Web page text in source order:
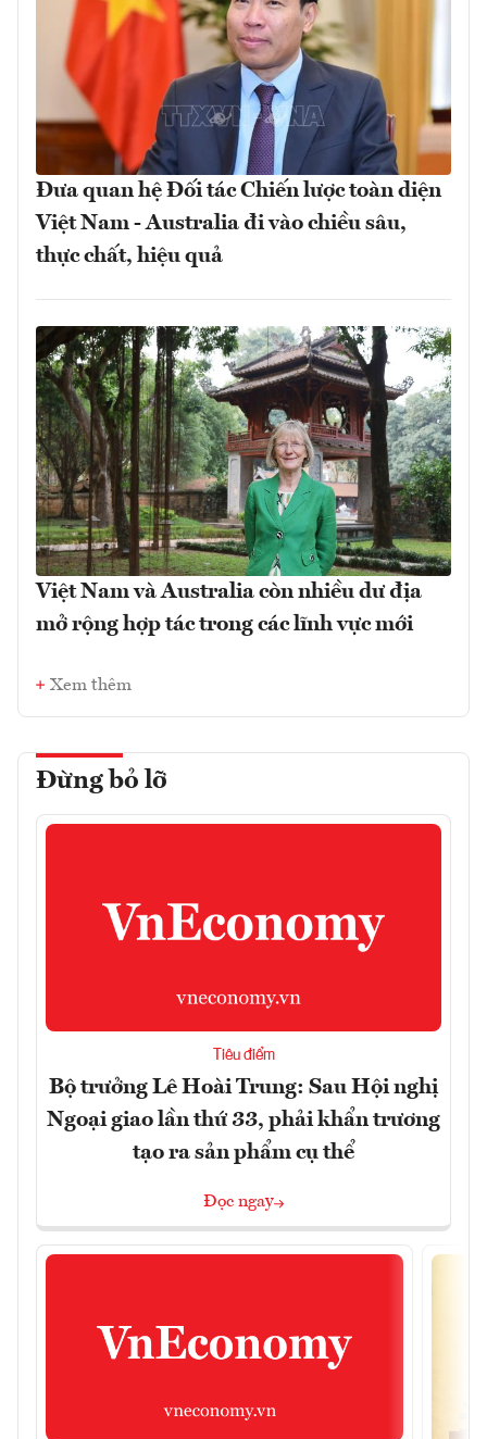
Đưa quan hệ Đối tác Chiến lược toàn diện
Việt Nam - Australia đi vào chiều sâu,
thực chất, hiệu quả
Việt Nam và Australia còn nhiều dư địa
mở rộng hợp tác trong các lĩnh vực mới
Xem thêm
Đừng bỏ lỡ
Tiêu điểm
Bộ trưởng Lê Hoài Trung: Sau Hội nghị
Ngoại giao lần thứ 33, phải khẩn trương
tạo ra sản phẩm cụ thể
Đọc ngay